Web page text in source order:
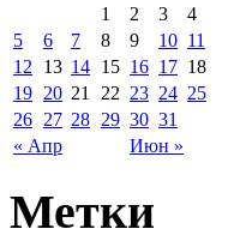
« Апр Июн »
1 2 3
4
5
6 7 8 9 10 11
12 13 14 15 16 17 18
19 20 21 22 23 24 25
26 27 28 29 30 31
Метки